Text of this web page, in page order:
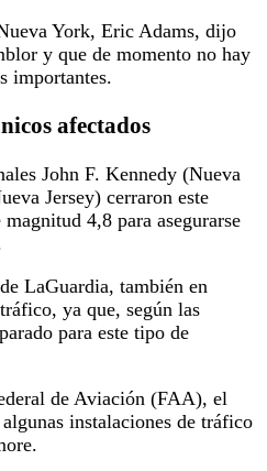
York, Eric Adams, dijo
y que de momento no hay
importantes.
afectados
John F. Kennedy (Nueva
Jersey) cerraron este
4,8 para asegurarse
LaGuardia, también en
ya que, según las
para este tipo de
de Aviación (FAA), el
instalaciones de tráfico